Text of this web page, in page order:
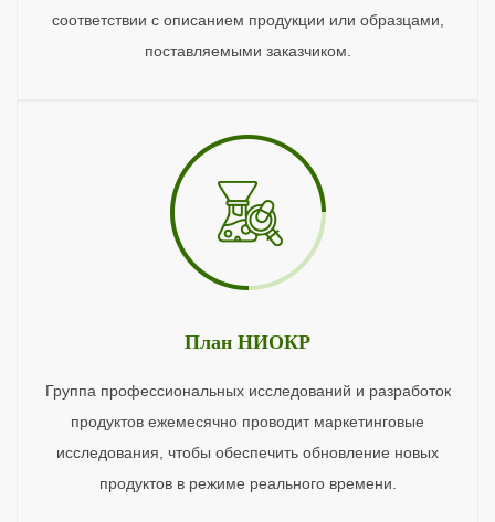
соответствии с описанием продукции или образцами,
поставляемыми заказчиком.
План НИОКР
Группа профессиональных исследований и разработок
продуктов ежемесячно проводит маркетинговые
исследования, чтобы обеспечить обновление новых
продуктов в режиме реального времени.